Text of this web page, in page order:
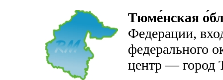
Тюме́нская
Федерации,
федерального
центр — город